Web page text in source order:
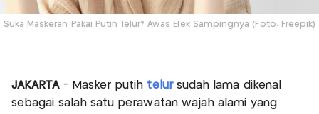
Suka Maskeran Pakai Putih Telur? Awas Efek Sampingnya (Foto: Freepik)
JAKARTA - Masker putih telursudah lama dikenal
sebagai salah satu perawatan wajah alami yang